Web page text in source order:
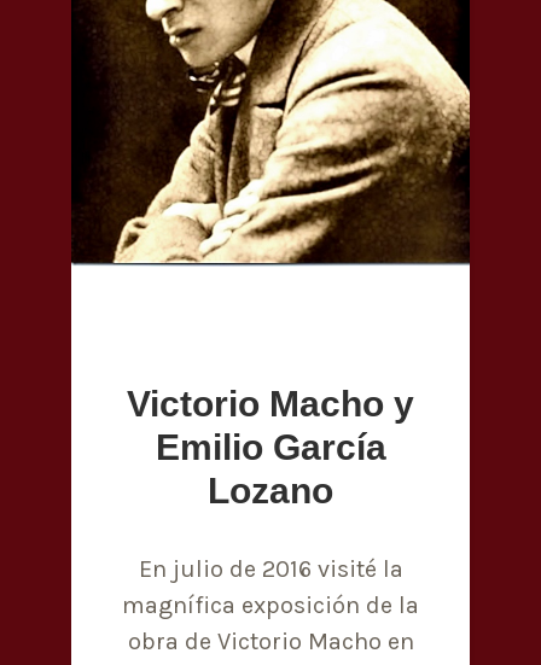
Victorio Macho y
Emilio García
Lozano
En julio de 2016 visité la
magnífica exposición de la
obra de Victorio Macho en